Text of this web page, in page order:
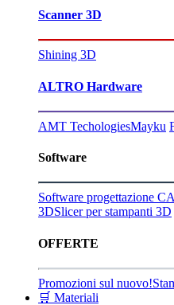
Scanner 3D
Shining 3D
ALTRO Hardware
AMT TechologiesMayku
Software
Software progettazione
3DSlicer per stampanti 3D
OFFERTE
Promozioni sul nuovo!
🛒 Materiali